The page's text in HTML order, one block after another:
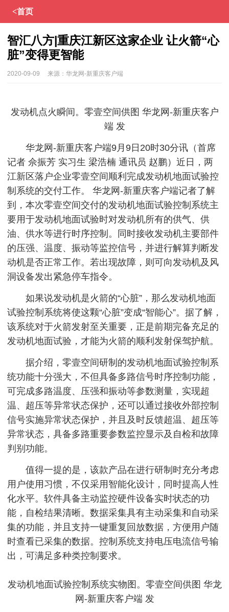
<首页
智汇八方|重庆江新区这家企业 让火箭“心
脏”变得更智能
来源： 华龙网-新重庆客户端
2020-09-09
发动机点火瞬间。零壹空间供图 华龙网-新重庆客户
端 发
华龙网-新重庆客户端9月9日20时30分讯（首席
记者 佘振芳 实习生 梁浩楠 通讯员 赵鹏）近日，两
江新区落户企业零壹空间顺利完成发动机地面试验控
制系统的交付工作。 华龙网-新重庆客户端记者了解
到，本次零壹空间交付的发动机地面试验控制系统主
要用于发动机地面试验时对发动机所有的供气、供
油、供水等进行时序控制。同时接收发动机主要部件
的压强、温度、振动等监控信号，并进行解算判断发
动机是否正常工作。若出现故障，则可向发动机及风
洞设备发出紧急停车指令。
如果说发动机是火箭的“心脏”，那么发动机地面
试验控制系统将使这颗“心脏”变成“智能心”。据了解，
该系统对于火箭发射至关重要，正是前期完备充足的
发动机地面试验，才能为火箭的顺利发射保驾护航。
据介绍，零壹空间研制的发动机地面试验控制系
统功能十分强大，不但具备多路信号时序控制功能，
可完成多路温度、压强和振动等参数测量，实现超
温、超压等异常状态保护，还可以通过接收外部控制
信号实施异常状态保护，并且及时反馈超温、超压等
异常状态，具备多路重要参数监控显示及自检和故障
判别功能。
值得一提的是，该款产品在进行研制时充分考虑
用户使用习惯，不仅采用智能化设计，同时提高人性
化水平。软件具备主动监控硬件设备实时状态的功
能，自检结果清晰。数据采集具有主动采集和自动采
集的功能，并且支持一键重复回放数据，方便用户随
时查看已采集的数据。控制系统支持电压电流信号输
出，可满足多种类控制要求。
发动机地面试验控制系统实物图。零壹空间供图 华龙
网-新重庆客户端 发